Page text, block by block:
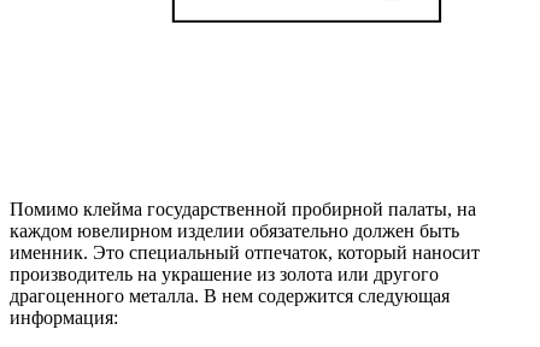
Помимо клейма государственной пробирной палаты, на
каждом ювелирном изделии обязательно должен быть
именник. Это специальный отпечаток, который наносит
производитель на украшение из золота или другого
драгоценного металла. В нем содержится следующая
информация: